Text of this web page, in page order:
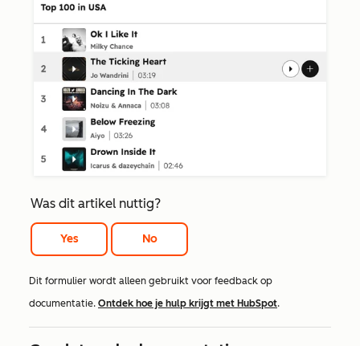
Was dit artikel nuttig?
Yes No
Dit formulier wordt alleen gebruikt voor feedback op
documentatie. Ontdek hoe je hulp krijgt met HubSpot.